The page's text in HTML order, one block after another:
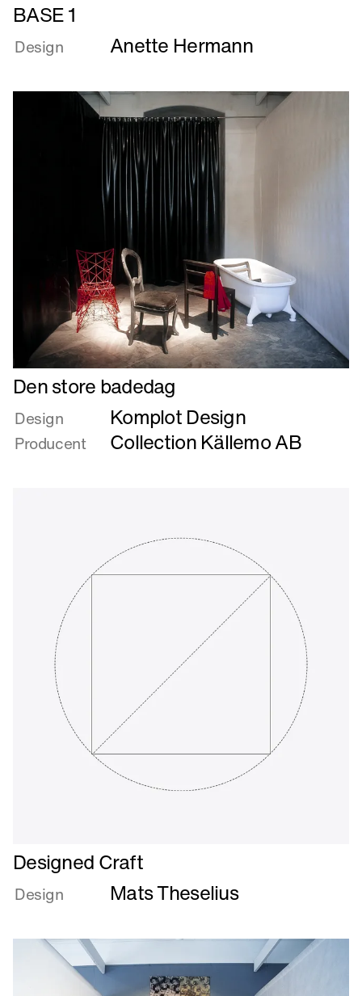
Læs
mere
om
BASE 1
Design Anette Hermann
Læs
mere
om
Den
store
Den store badedag
Design Komplot Design
Producent Collection Källemo AB
Læs
mere
om
Designed Craft
Design Mats Theselius